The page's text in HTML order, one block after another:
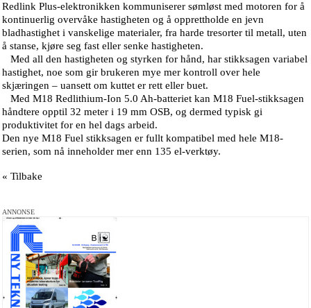
Redlink Plus-elektronikken kommuniserer sømløst med motoren for å
kontinuerlig overvåke hastigheten og å opprettholde en jevn
bladhastighet i vanskelige materialer, fra harde tresorter til metall, uten
å stanse, kjøre seg fast eller senke hastigheten.
Med all den hastigheten og styrken for hånd, har stikksagen variabel
hastighet, noe som gir brukeren mye mer kontroll over hele
skjæringen – uansett om kuttet er rett eller buet.
Med M18 Redlithium-Ion 5.0 Ah-batteriet kan M18 Fuel-stikksagen
håndtere opptil 32 meter i 19 mm OSB, og dermed typisk gi
produktivitet for en hel dags arbeid.
Den nye M18 Fuel stikksagen er fullt kompatibel med hele M18-
serien, som nå inneholder mer enn 135 el-verktøy.
« Tilbake
ANNONSE